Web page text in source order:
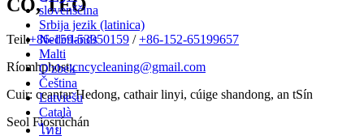
slovenščina
Srbija jezik (latinica)
Nederlands
Malti
O'zbek
Čeština
Latviešu
Català
ไทย
CO, TEO
Teil:+86-159-53950159 /+86-152-65199657
Ríomhphost:cncycleaning@gmail.com
Cuir: ceantar Hedong, cathair linyi, cúige shandong, an tSín
Seol Fiosrúchán